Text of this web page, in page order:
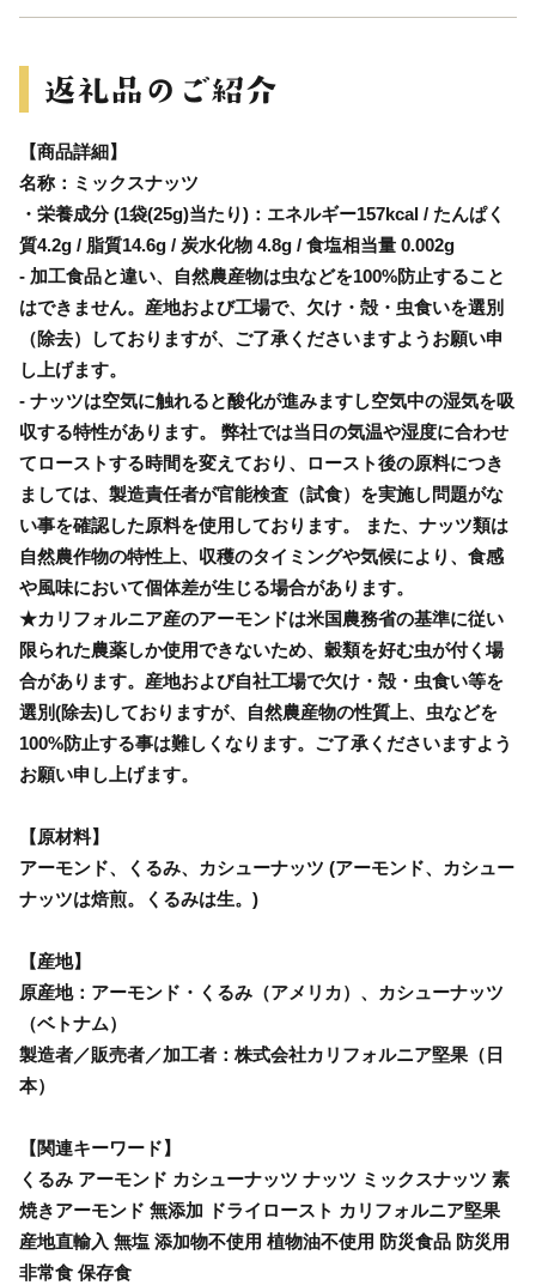
【商品詳細】
名称：ミックスナッツ
・栄養成分 (1袋(25g)当たり)：エネルギー157kcal / たんぱく
質4.2g / 脂質14.6g / 炭水化物 4.8g / 食塩相当量 0.002g
- 加工食品と違い、自然農産物は虫などを100%防止すること
はできません。産地および工場で、欠け・殻・虫食いを選別
（除去）しておりますが、ご了承くださいますようお願い申
し上げます。
- ナッツは空気に触れると酸化が進みますし空気中の湿気を吸
収する特性があります。 弊社では当日の気温や湿度に合わせ
てローストする時間を変えており、ロースト後の原料につき
ましては、製造責任者が官能検査（試食）を実施し問題がな
い事を確認した原料を使用しております。 また、ナッツ類は
自然農作物の特性上、収穫のタイミングや気候により、食感
や風味において個体差が生じる場合があります。
★カリフォルニア産のアーモンドは米国農務省の基準に従い
限られた農薬しか使用できないため、穀類を好む虫が付く場
合があります。産地および自社工場で欠け・殻・虫食い等を
選別(除去)しておりますが、自然農産物の性質上、虫などを
100%防止する事は難しくなります。ご了承くださいますよう
お願い申し上げます。
【原材料】
アーモンド、くるみ、カシューナッツ (アーモンド、カシュー
ナッツは焙煎。くるみは生。)
【産地】
原産地：アーモンド・くるみ（アメリカ）、カシューナッツ
（ベトナム）
製造者／販売者／加工者：株式会社カリフォルニア堅果（日
本）
【関連キーワード】
くるみ アーモンド カシューナッツ ナッツ ミックスナッツ 素
焼きアーモンド 無添加 ドライロースト カリフォルニア堅果
産地直輸入 無塩 添加物不使用 植物油不使用 防災食品 防災用
非常食 保存食